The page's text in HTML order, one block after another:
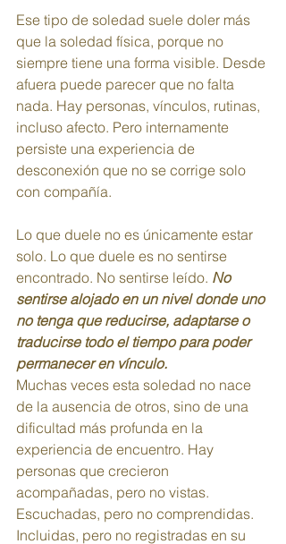
Ese tipo de soledad suele doler más
que la soledad física, porque no
siempre tiene una forma visible. Desde
afuera puede parecer que no falta
nada. Hay personas, vínculos, rutinas,
incluso afecto. Pero internamente
persiste una experiencia de
desconexión que no se corrige solo
con compañía.
Lo que duele no es únicamente estar
solo. Lo que duele es no sentirse
encontrado. No sentirse leído. No
sentirse alojado en un nivel donde uno
no tenga que reducirse, adaptarse o
traducirse todo el tiempo para poder
permanecer en vínculo.
Muchas veces esta soledad no nace
de la ausencia de otros, sino de una
dificultad más profunda en la
experiencia de encuentro. Hay
personas que crecieron
acompañadas, pero no vistas.
Escuchadas, pero no comprendidas.
Incluidas, pero no registradas en su